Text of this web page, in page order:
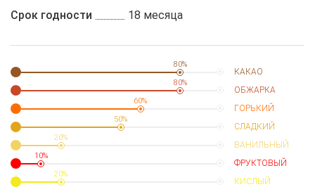
Срок годности
18 месяца
80%
КАКАО
80%
ОБЖАРКА
60%
ГОРЬКИЙ
50%
СЛАДКИЙ
20%
ВАНИЛЬНЫЙ
10%
ФРУКТОВЫЙ
20%
КИСЛЫЙ